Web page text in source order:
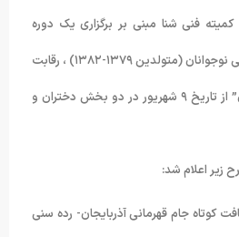
فنی شنا مبنی بر برگزاری یک دوره
مسابقات قهرمانی شنا رده سنی نوجوانان (متولدین ۱۳۷۹-۱۳۸۲) ، رقابت
های “جام قهرمانی آذربایجان” از تاریخ ۹ شهریور در دو بخش دختران و
زیر اعلام شد:
کوتاه جام قهرمانی آذربایجان- رده سنی